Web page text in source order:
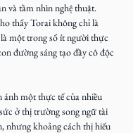
và tầm nhìn nghệ thuật.
thấy Torai không chỉ là
một trong số ít người thực
đường sáng tạo đầy cô độc
ánh một thực tế của nhiều
ở thị trường song ngữ tài
nhưng khoảng cách thị hiếu